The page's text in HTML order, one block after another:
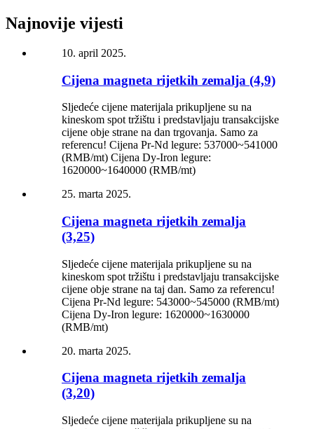
Najnovije vijesti
10. april 2025.
Cijena magneta rijetkih zemalja (4,9)
Sljedeće cijene materijala prikupljene su na
kineskom spot tržištu i predstavljaju transakcijske
cijene obje strane na dan trgovanja. Samo za
referencu! Cijena Pr-Nd legure: 537000~541000
(RMB/mt) Cijena Dy-Iron legure:
1620000~1640000 (RMB/mt)
25. marta 2025.
Cijena magneta rijetkih zemalja
(3,25)
Sljedeće cijene materijala prikupljene su na
kineskom spot tržištu i predstavljaju transakcijske
cijene obje strane na taj dan. Samo za referencu!
Cijena Pr-Nd legure: 543000~545000 (RMB/mt)
Cijena Dy-Iron legure: 1620000~1630000
(RMB/mt)
20. marta 2025.
Cijena magneta rijetkih zemalja
(3,20)
Sljedeće cijene materijala prikupljene su na